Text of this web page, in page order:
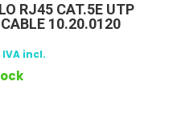
RJ45 CAT.5E UTP
10.20.0120
IVA incl.